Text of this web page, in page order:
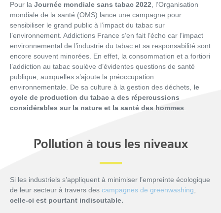
Pour la Journée mondiale sans tabac 2022 , l’Organisation
mondiale de la santé (OMS) lance une campagne pour
sensibiliser le grand public à l’impact du tabac sur
l’environnement. Addictions France s’en fait l’écho car l’impact
environnemental de l’industrie du tabac et sa responsabilité sont
encore souvent minorées. En effet, la consommation et a fortiori
l’addiction au tabac soulève d’évidentes questions de santé
publique, auxquelles s’ajoute la préoccupation
environnementale. De sa culture à la gestion des déchets, le
cycle de production du tabac a des répercussions
considérables sur la nature et la santé des hommes
Pollution à tous les niveaux
Si les industriels s’appliquent à minimiser l’empreinte écologique
de leur secteur à travers des campagnes de greenwashing
celle-ci est pourtant indiscutable.